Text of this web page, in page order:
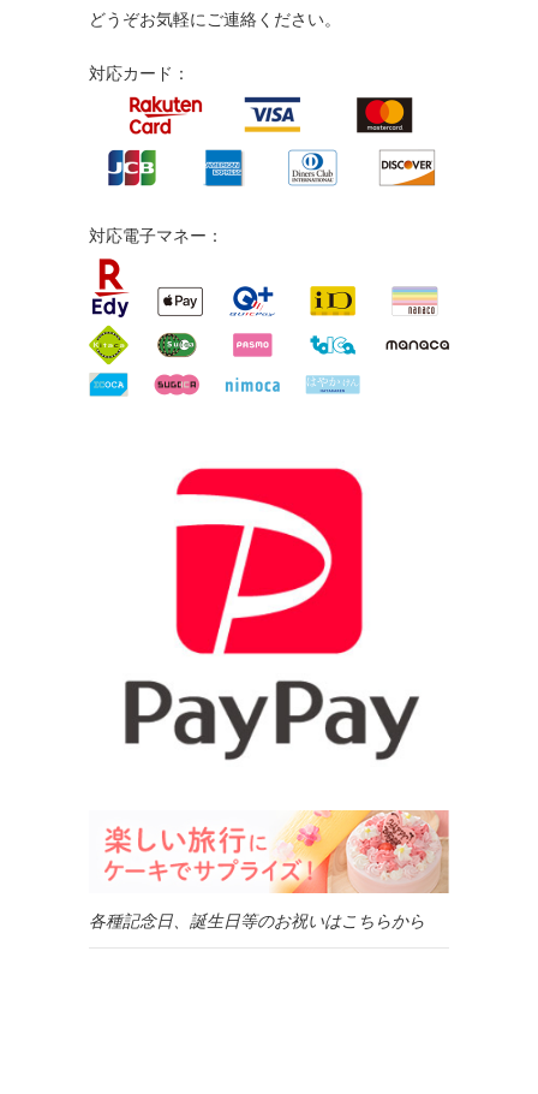
どうぞお気軽にご連絡ください。
対応カード：
対応電子マネー：
各種記念日、誕生日等のお祝いはこちらから